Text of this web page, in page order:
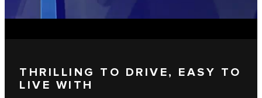
THRILLING TO DRIVE, EASY TO
LIVE WITH